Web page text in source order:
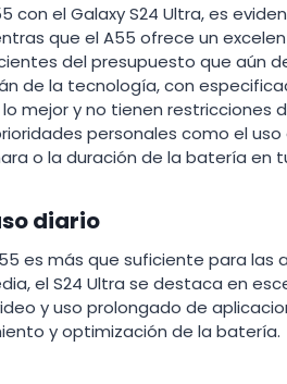
con el Galaxy S24 Ultra, es
que el A55 ofrece un
del presupuesto que aún
de la tecnología, con
mejor y no tienen restricciones
personales como el
o la duración de la batería en
diario
es más que suficiente para
el S24 Ultra se destaca en
y uso prolongado de
y optimización de la batería.